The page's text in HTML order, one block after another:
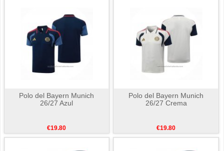
Polo del Bayern Munich
26/27 Azul
€19.80
Polo del Bayern Munich
26/27 Crema
€19.80